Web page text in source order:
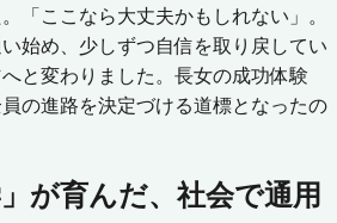
「ここなら大丈夫かもしれない」。
始め、少しずつ自信を取り戻してい
と変わりました。長女の成功体験
の進路を決定づける道標となったの
」が育んだ、社会で通用